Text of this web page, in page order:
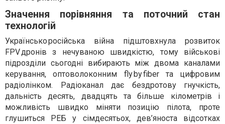
Значення порівняння та поточний стан
технологій
Українсько російська війна підштовхнула розвиток
FPV дронів з нечуваною швидкістю, тому військові
підрозділи сьогодні вибирають між двома каналами
керування, оптоволоконним fly by fiber та цифровим
радіолінком. Радіоканал дає бездротову гнучкість,
дальність десять, двадцять та більше кілометрів і
можливість швидко міняти позицію пілота, проте
глушиться РЕБ у сімдесятьох, дев’яноста відсотках